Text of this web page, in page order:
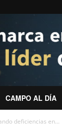
CAMPO AL DÍA
deficiencias en...